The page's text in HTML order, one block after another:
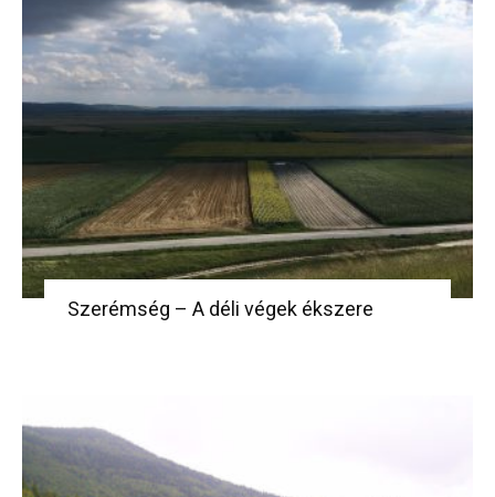
Szerémség – A déli végek ékszere